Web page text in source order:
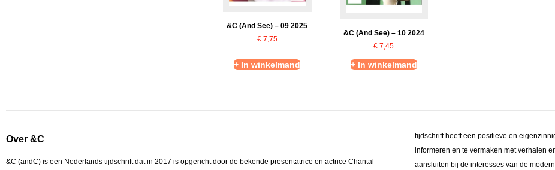
&C (And See) – 09 2025
€7,75
+ In winkelmand
&C (And See) – 10 2024
€ 7,45
+ In winkelmand
Over &C
&C (andC) is een Nederlands tijdschrift dat in 2017 is opgericht door de bekende presentatrice en actrice Chantal
tijdschrift heeft een positieve en
informeren en te vermaken met verhalen
aansluiten bij de interesses van de